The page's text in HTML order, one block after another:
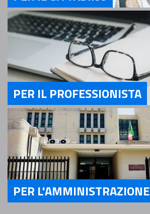
Servizi Per il cittadino
Servizi Per il Professionista
PER IL PROFESSIONISTA
PER L'AMMINISTRAZIONE